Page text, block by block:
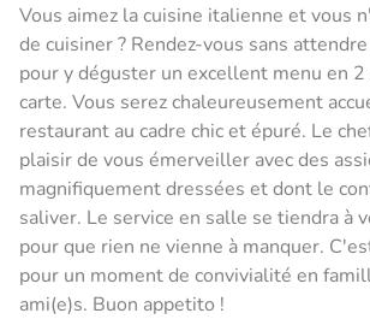
Vous aimez la cuisine italienne et vous
de cuisiner ? Rendez-vous sans
pour y déguster un excellent menu en
carte. Vous serez chaleureusement
restaurant au cadre chic et épuré. Le
plaisir de vous émerveiller avec des
magnifiquement dressées et dont le
saliver. Le service en salle se tiendra à
pour que rien ne vienne à manquer.
pour un moment de convivialité en
ami(e)s. Buon appetito !